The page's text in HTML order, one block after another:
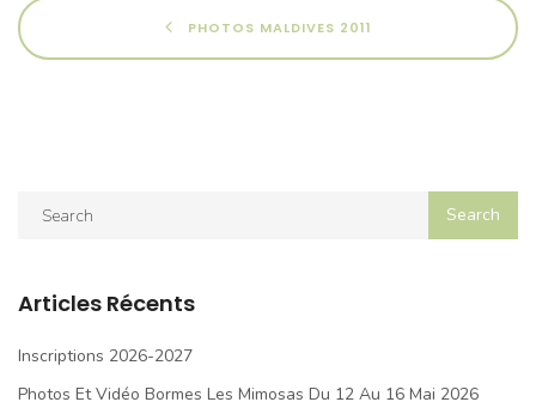
PHOTOS MALDIVES 2011
Articles Récents
Inscriptions 2026-2027
Photos Et Vidéo Bormes Les Mimosas Du 12 Au 16 Mai 2026